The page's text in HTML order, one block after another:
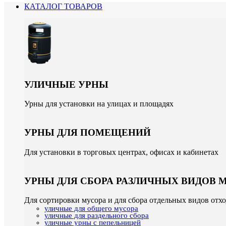
КАТАЛОГ ТОВАРОВ
УЛИЧНЫЕ УРНЫ
Урны для установки на улицах и площадях
УРНЫ ДЛЯ ПОМЕЩЕНИЙ
Для установки в торговых центрах, офисах и кабинетах
УРНЫ ДЛЯ СБОРА РАЗЛИЧНЫХ ВИДОВ
Для сортировки мусора и для сбора отдельных видов
уличные для общего мусора
уличные для раздельного сбора
уличные урны с пепельницей